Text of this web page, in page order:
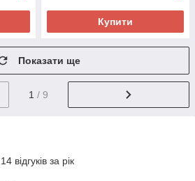
Купити
Показати ще
1 / 9
відгуків за рік